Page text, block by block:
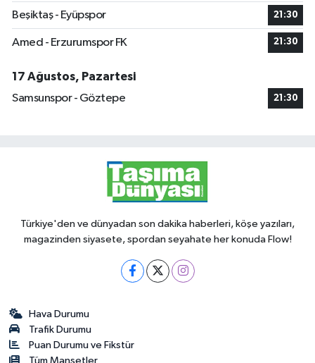
Beşiktaş - Eyüpspor 21:30
Amed - Erzurumspor FK 21:30
17 Ağustos, Pazartesi
Samsunspor - Göztepe
21:30
Türkiye'den ve dünyadan son dakika haberleri, köşe yazıları,
magazinden siyasete, spordan seyahate her konuda Flow!
Hava Durumu
Trafik Durumu
Puan Durumu ve Fikstür
Tüm Manşetler